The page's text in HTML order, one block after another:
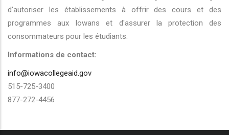
d'autoriser les établissements à offrir des cours et des
programmes aux Iowans et d'assurer la protection des
consommateurs pour les étudiants.
Informations de contact:
info@iowacollegeaid.gov
515-725-3400
877-272-4456